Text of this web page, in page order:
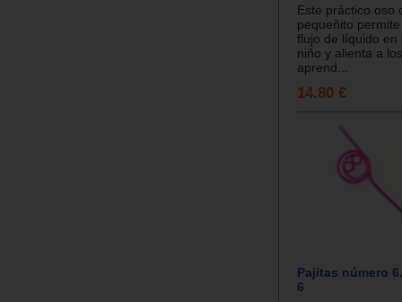
Este práctico oso
pequeñito
flujo de líquido en
niño y alienta a
aprend...
14.80 €
Pajitas número
6